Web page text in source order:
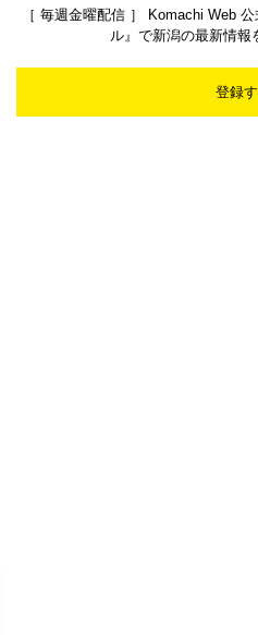
［ 毎週金曜配信 ］ Komachi Web
ル』で新潟の最新情報
登録